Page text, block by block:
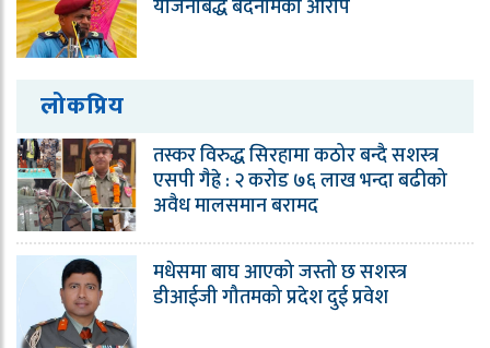
योजनाबद्ध बदनामको आरोप
लोकप्रिय
तस्कर विरुद्ध सिरहामा कठोर बन्दै सशस्त्र
एसपी गैह्रे : २ करोड ७६ लाख भन्दा बढीको
अवैध मालसमान बरामद
मधेसमा बाघ आएको जस्तो छ सशस्त्र
डीआईजी गौतमको प्रदेश दुई प्रवेश